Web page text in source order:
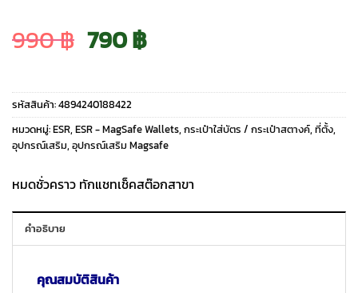
990฿ Original
price
was:
990 ฿.
790฿Current
price
is:
790 ฿.
รหัสสินค้า:4894240188422
หมวดหมู่:ESR, ESR - MagSafe Wallets, กระเป๋าใส่บัตร / กระเป๋าสตางค์, ที่ตั้ง,
อุปกรณ์เสริม, อุปกรณ์เสริม Magsafe
หมดชั่วคราว ทักแชทเช็คสต๊อกสาขา
คำอธิบาย
คุณสมบัติสินค้า